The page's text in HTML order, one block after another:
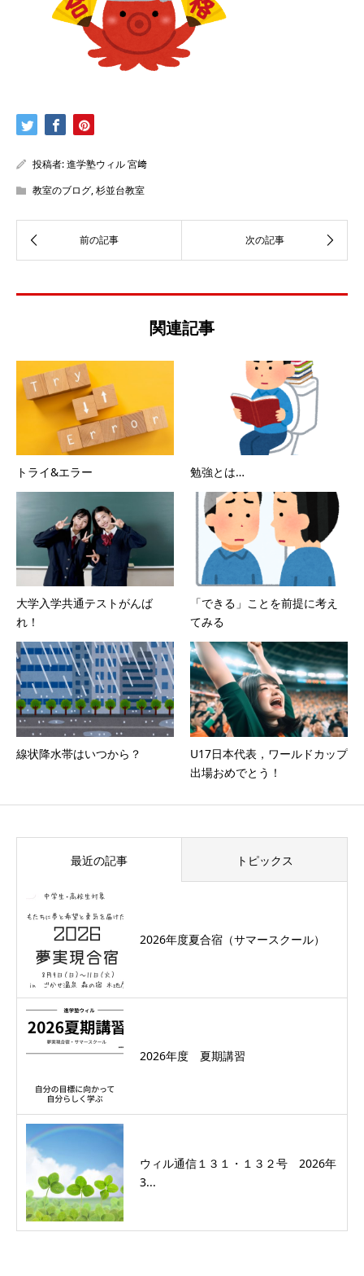
投稿者:進学塾ウィル 宮﨑
教室のブログ,杉並台教室
関連記事
トライ&エラー 勉強とは…
大学入学共通テストがんば
れ！
「できる」ことを前提に考え
てみる
線状降水帯はいつから？
U17日本代表，ワールドカップ
出場おめでとう！
最近の記事 トピックス
2026年度夏合宿（サマースクール）
2026年度 夏期講習
ウィル通信１３１・１３２号 2026年
3...